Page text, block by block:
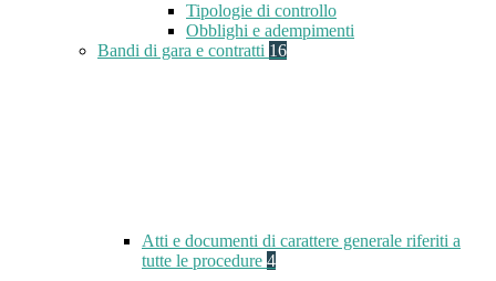
Tipologie di controllo
Obblighi e adempimenti
Bandi di gara e contratti 16
Atti e documenti di carattere generale riferiti a
tutte le procedure 4